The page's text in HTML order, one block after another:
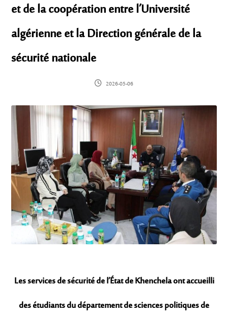
et de la coopération entre l’Université
algérienne et la Direction générale de la
sécurité nationale
2026-05-06
Les services de sécurité de l’État de Khenchela ont accueilli
des étudiants du département de sciences politiques de